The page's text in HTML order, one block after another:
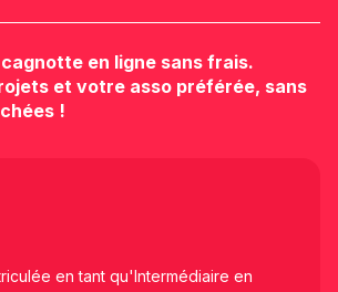
en ligne sans frais.
et votre asso préférée, sans
!
en tant qu'Intermédiaire en